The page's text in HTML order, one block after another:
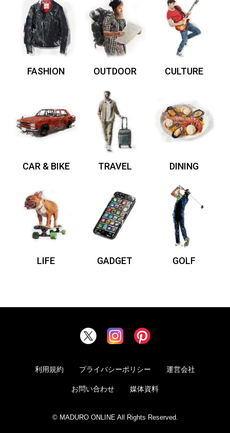
FASHION OUTDOOR CULTURE
CAR & BIKE TRAVEL DINING
LIFE GADGET GOLF
利用規約 プライバシーポリシー 運営会社
お問い合わせ 媒体資料
© MADURO ONLINE All Rights Reserved.